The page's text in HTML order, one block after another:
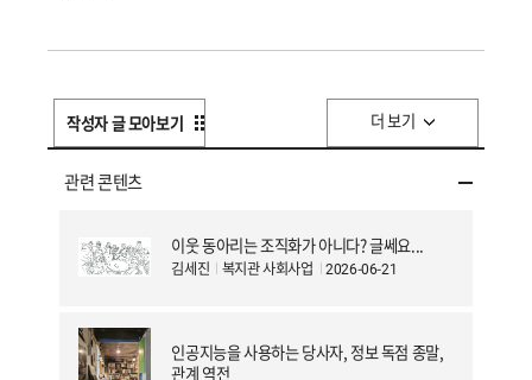
작성자 글 모아보기 더 보기
관련 콘텐츠
이웃 동아리는 조직화가 아니다? 글쎄요...
김세진 복지관 사회사업 2026-06-21
인공지능을 사용하는 당사자, 정보 독점 종말,
관계 역전